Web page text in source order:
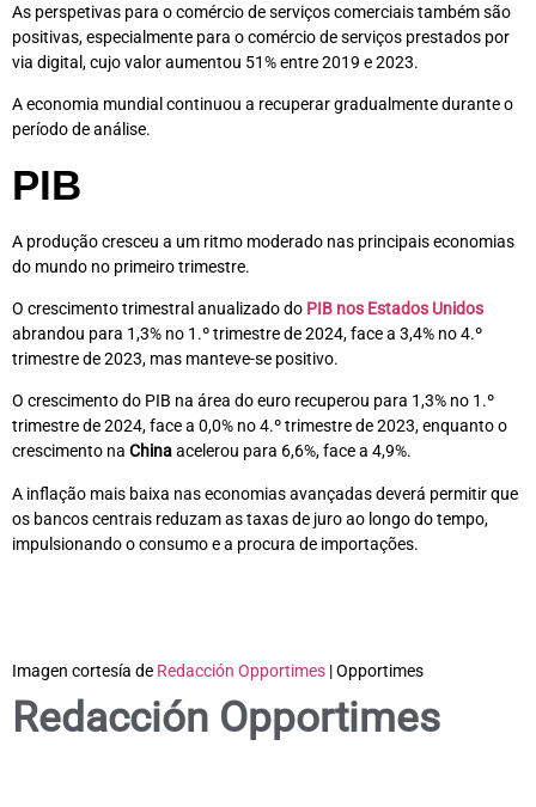
As perspetivas para o comércio de serviços comerciais também são
positivas, especialmente para o comércio de serviços prestados por
via digital, cujo valor aumentou 51% entre 2019 e 2023.
A economia mundial continuou a recuperar gradualmente durante o
período de análise.
PIB
A produção cresceu a um ritmo moderado nas principais economias
do mundo no primeiro trimestre.
O crescimento trimestral anualizado do PIB nos Estados Unidos
abrandou para 1,3% no 1.º trimestre de 2024, face a 3,4% no 4.º
trimestre de 2023, mas manteve-se positivo.
O crescimento do PIB na área do euro recuperou para 1,3% no 1.º
trimestre de 2024, face a 0,0% no 4.º trimestre de 2023, enquanto o
crescimento na Chinaacelerou para 6,6%, face a 4,9%.
A inflação mais baixa nas economias avançadas deverá permitir que
os bancos centrais reduzam as taxas de juro ao longo do tempo,
impulsionando o consumo e a procura de importações.
Imagen cortesía de Redacción Opportimes | Opportimes
Redacción Opportimes